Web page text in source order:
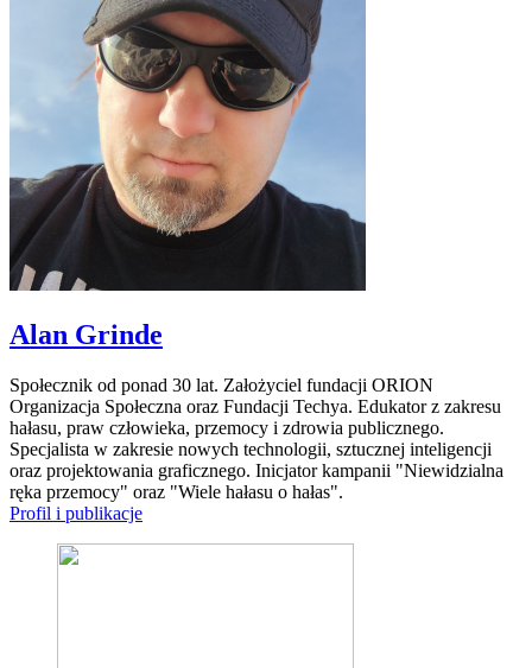
Alan Grinde
Społecznik od ponad 30 lat. Założyciel fundacji ORION
Organizacja Społeczna oraz Fundacji Techya. Edukator z zakresu
hałasu, praw człowieka, przemocy i zdrowia publicznego.
Specjalista w zakresie nowych technologii, sztucznej inteligencji
oraz projektowania graficznego. Inicjator kampanii "Niewidzialna
ręka przemocy" oraz "Wiele hałasu o hałas".
Profil i publikacje